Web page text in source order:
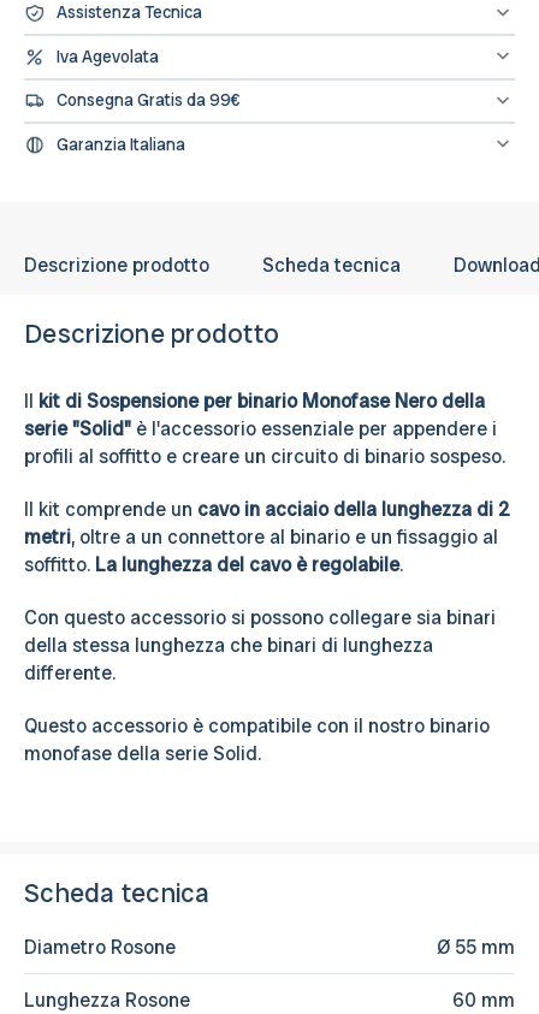
binario
Nero,
serie
"Solid"
binario
Monofase
Nero,
serie
"Solid"
Assistenza Tecnica
oppure scrivici una mail a info@leddiretto.it
Iva Agevolata
concludere l'ordine direttamente dal sito segnalandolo nelle note
dell'ordine e provvederemo a fatturare e rettificare il pagamento
Consegna Gratis da 99€
Garanzia Italiana
Descrizione prodotto Scheda tecnica
Scheda tecnica
Diametro Rosone Ø 55 mm
Lunghezza Rosone 60 mm
Descrizione prodotto
Il kit di Sospensione per binario Monofase Nero della
serie "Solid" è l'accessorio essenziale per appendere i
profili al soffitto e creare un circuito di binario sospeso.
Il kit comprende un cavo in acciaio della lunghezza di 2
metri, oltre a un connettore al binario e un fissaggio al
soffitto. La lunghezza del cavo è regolabile.
Con questo accessorio si possono collegare sia binari
della stessa lunghezza che binari di lunghezza
differente.
Questo accessorio è compatibile con il nostro binario
monofase della serie Solid.